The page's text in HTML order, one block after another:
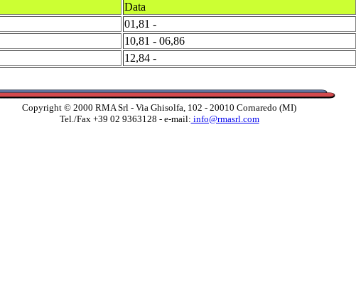
Data
01,81 -
10,81 - 06,86
12,84 -
Copyright © 2000 RMA Srl - Via Ghisolfa, 102 - 20010 Cornaredo (MI)
Tel./Fax +39 02 9363128 - e-mail: info@rmasrl.com